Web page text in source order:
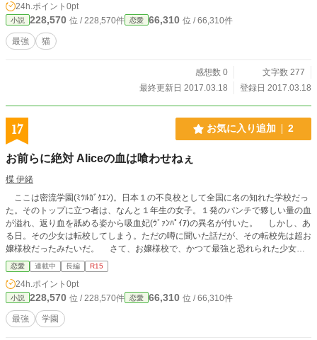
24h.ポイント 0pt
小説 228,570 位 / 228,570件 恋愛 66,310 位 / 66,310件
最強 猫
感想数 0
文字数 277
最終更新日 2017.03.18
登録日 2017.03.18
17 お気に入り追加 2
お前らに絶対 Aliceの血は喰わせねぇ
楪 伊緒
ここは密流学園(ﾐﾂﾙｶﾞｸｴﾝ)。日本１の不良校として全国に名の知れた学校だっ
た。そのトップに立つ者は、なんと１年生の女子。１発のパンチで夥しい量の血
が溢れ、返り血を舐める姿から吸血妃(ｳﾞｧﾝﾊﾟｲｱ)の異名が付いた。 しかし、あ
る日。その少女は転校してしまう。ただの噂に聞いた話だが、その転校先は超お
嬢様校だったみたいだ。 さて、お嬢様校で、かつて最強と恐れられた少女
は、どう生きていくのかなぁ？ あと、新しく住み始めた家も、だいぶ“異常”だ
ったみたいだよ？ 「常に死と隣合わせは変わらないけど、こんなの有り得な
い！ 非常識過ぎるって！」 今宵も少女は、屋敷を逃げ惑う。 「絶対に血は
喰わせねぇ」というプライドを持って。 ※表紙いい画像下さい
恋愛 連載中 長編 R15
24h.ポイント 0pt
小説 228,570 位 / 228,570件 恋愛 66,310 位 / 66,310件
最強 学園